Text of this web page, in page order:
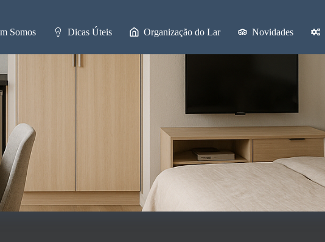
Somos Dicas Úteis Organização do Lar Novidades